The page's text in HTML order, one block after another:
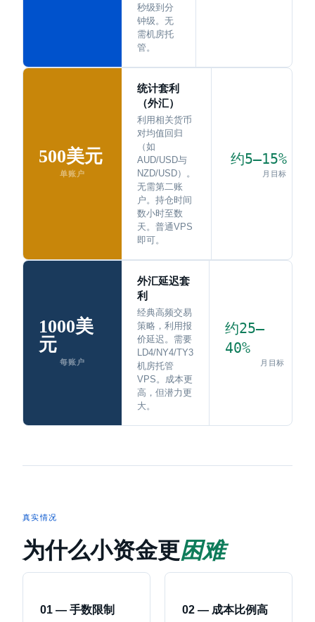
秒级到分
钟级。无
需机房托
管。
500美元
单账户
统计套利
（外汇）
利用相关货币
对均值回归
（如
AUD/USD与
NZD/USD）。
无需第二账
户。持仓时间
数小时至数
天。普通VPS
即可。
约5–15%
月目标
1000美
元
每账户
外汇延迟套
利
经典高频交易
策略，利用报
价延迟。需要
LD4/NY4/TY3
机房托管
VPS。成本更
高，但潜力更
大。
约25–
40%
月目标
真实情况
为什么小资金更困难
01 — 手数限制 02 — 成本比例高